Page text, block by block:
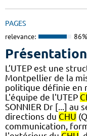
PAGES
relevance: 86%
Présentation
L’UTEP est une
Montpellier de la
politique définie en
L'équipe de l'UTEP
SONNIER Dr [...] au
directions du CHU
communication,